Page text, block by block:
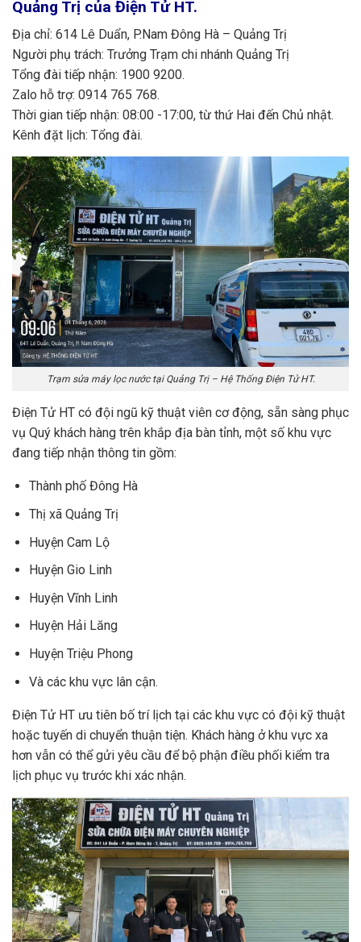
Quảng Trị của Điện Tử HT.
Địa chỉ: 614 Lê Duẩn, P.Nam Đông Hà – Quảng Trị
Người phụ trách: Trưởng Trạm chi nhánh Quảng Trị
Tổng đài tiếp nhận: 1900 9200.
Zalo hỗ trợ: 0914 765 768.
Thời gian tiếp nhận: 08:00 -17:00, từ thứ Hai đến Chủ nhật.
Kênh đặt lịch: Tổng đài.
Trạm sửa máy lọc nước tại Quảng Trị – Hệ Thống Điện Tử HT.
Điện Tử HT có đội ngũ kỹ thuật viên cơ động, sẵn sàng phục
vụ Quý khách hàng trên khắp địa bàn tỉnh, một số khu vực
đang tiếp nhận thông tin gồm:
Thành phố Đông Hà
Thị xã Quảng Trị
Huyện Cam Lộ
Huyện Gio Linh
Huyện Vĩnh Linh
Huyện Hải Lăng
Huyện Triệu Phong
Và các khu vực lân cận.
Điện Tử HT ưu tiên bố trí lịch tại các khu vực có đội kỹ thuật
hoặc tuyến di chuyển thuận tiện. Khách hàng ở khu vực xa
hơn vẫn có thể gửi yêu cầu để bộ phận điều phối kiểm tra
lịch phục vụ trước khi xác nhận.